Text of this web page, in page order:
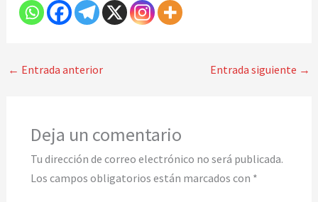
← Entrada anterior Entrada siguiente →
Deja un comentario
Tu dirección de correo electrónico no será publicada.
Los campos obligatorios están marcados con *